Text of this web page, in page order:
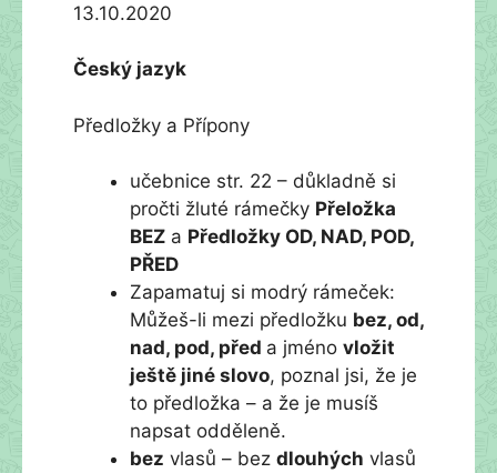
13.10.2020
Český jazyk
Předložky a Přípony
učebnice str. 22 – důkladně si
pročti žluté rámečky Přeložka
BEZ a Předložky OD, NAD, POD,
PŘED
Zapamatuj si modrý rámeček:
Můžeš-li mezi předložku bez, od,
nad, pod, před a jméno vložit
ještě jiné slovo, poznal jsi, že je
to předložka – a že je musíš
napsat odděleně.
bez vlasů – bez dlouhých vlasů